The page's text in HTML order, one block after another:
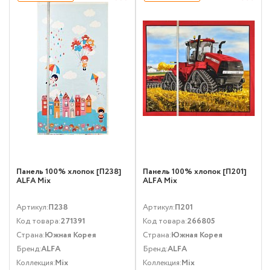
Панель 100% хлопок [П238]
ALFA Mix
Артикул:П238
Код товара:271391
Страна:Южная Корея
Бренд:ALFA
Коллекция:Mix
Панель 100% хлопок [П201]
ALFA Mix
Артикул:П201
Код товара:266805
Страна:Южная Корея
Бренд:ALFA
Коллекция:Mix